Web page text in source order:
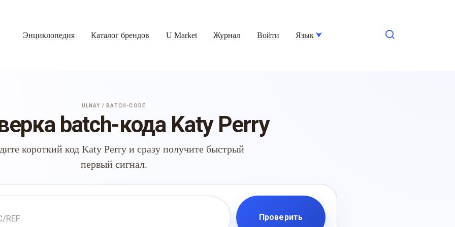
Энциклопедия Каталог брендов U Market Журнал Войти Язык
ULNAY / BATCH-CODE
batch-кода Katy Perry
короткий код Katy Perry и сразу получите быстрый
первый сигнал.
Проверить